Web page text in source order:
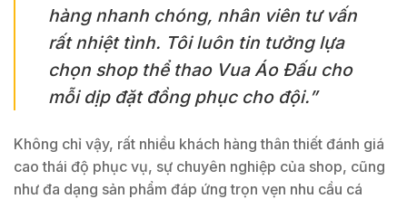
hàng nhanh chóng, nhân viên tư vấn
rất nhiệt tình. Tôi luôn tin tưởng lựa
chọn shop thể thao Vua Áo Đấu cho
mỗi dịp đặt đồng phục cho đội.”
Không chỉ vậy, rất nhiều khách hàng thân thiết đánh giá
cao thái độ phục vụ, sự chuyên nghiệp của shop, cũng
như đa dạng sản phẩm đáp ứng trọn vẹn nhu cầu cá